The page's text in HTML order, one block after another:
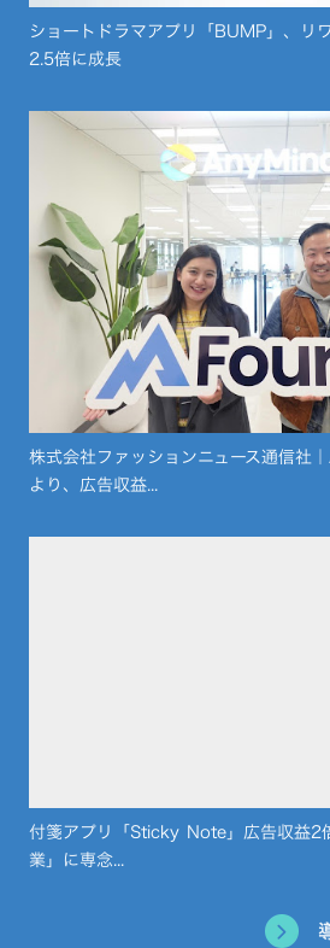
ショートドラマアプリ「BUMP」、リ
2.5倍に成長
株式会社ファッションニュース通信社
より、広告収益...
付箋アプリ「Sticky Note」広告収益2
業」に専念...